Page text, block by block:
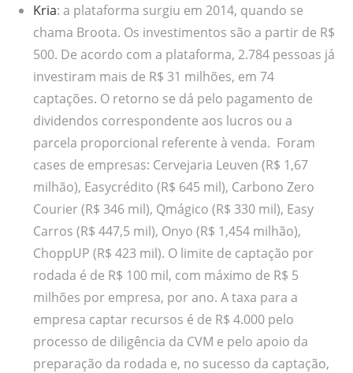
Kria: a plataforma surgiu em 2014, quando se
chama Broota. Os investimentos são a partir de R$
500. De acordo com a plataforma, 2.784 pessoas já
investiram mais de R$ 31 milhões, em 74
captações. O retorno se dá pelo pagamento de
dividendos correspondente aos lucros ou a
parcela proporcional referente à venda. Foram
cases de empresas: Cervejaria Leuven (R$ 1,67
milhão), Easycrédito (R$ 645 mil), Carbono Zero
Courier (R$ 346 mil), Qmágico (R$ 330 mil), Easy
Carros (R$ 447,5 mil), Onyo (R$ 1,454 milhão),
ChoppUP (R$ 423 mil). O limite de captação por
rodada é de R$ 100 mil, com máximo de R$ 5
milhões por empresa, por ano. A taxa para a
empresa captar recursos é de R$ 4.000 pelo
processo de diligência da CVM e pelo apoio da
preparação da rodada e, no sucesso da captação,